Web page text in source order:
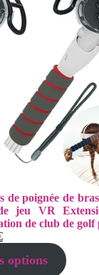
de poignée de
de jeu VR
de club de
Le
actuel
options